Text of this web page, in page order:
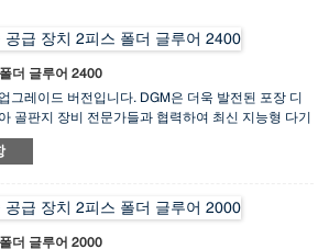
더 글루어 2400
그레이드 버전입니다. DGM은 더욱 발전된 포장 디
골판지 장비 전문가들과 협력하여 최신 지능형 다기
를 개발했습니다. 이 기계는 기존의 상자 접기 및 접
접합 방식을 채택하여 공간과 비용을 절감하고, 고강
로 사용되며 물류 및 중량물 운송에 오랫동안 선호
성 등의 장점을 지닌 골판지 상자는 포장 기술의 빠
에 활용되고 있습니다. T-Fold Pro는 기존 접착기의
더 글루어 2000